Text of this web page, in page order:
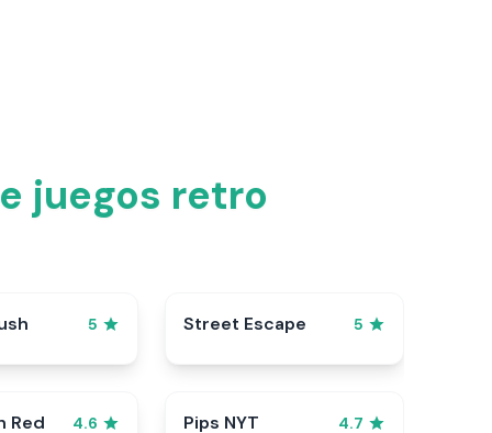
juegos retro
5 Street Escape 5
Red 4.6 Pips NYT 4.7